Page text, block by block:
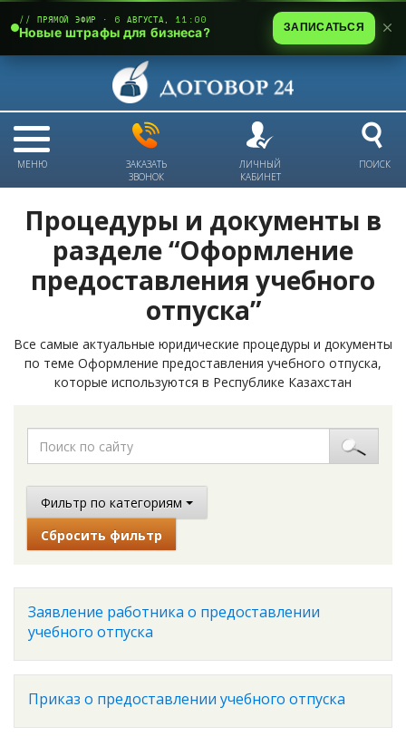
МЕНЮ
ЗАКАЗАТЬ
ЗВОНОК
ЛИЧНЫЙ
КАБИНЕТ
ПОИСК
Процедуры и документы в
разделе “Оформление
предоставления учебного
отпуска”
Все самые актуальные юридические процедуры и документы
по теме Оформление предоставления учебного отпуска,
которые используются в Республике Казахстан
Фильтр по категориям
Сбросить фильтр
Заявление работника о предоставлении
учебного отпуска
Приказ о предоставлении учебного отпуска
// ПРЯМОЙ ЭФИР · 6 АВГУСТА, 11:00
Новые штрафы для бизнеса? ЗАПИСАТЬСЯ